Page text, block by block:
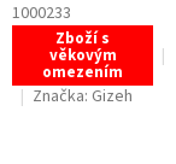
1000233
Zboží s
věkovým
omezením
Značka: Gizeh